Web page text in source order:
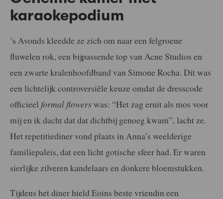
karaokepodium
’s Avonds kleedde ze zich om naar een felgroene
fluwelen rok, een bijpassende top van Acne Studios en
een zwarte kralenhoofdband van Simone Rocha. Dit was
een lichtelijk controversiële keuze omdat de dresscode
officieel formal flowerswas: “Het zag eruit als mos voor
mij en ik dacht dat dat dichtbij genoeg kwam”, lacht ze.
Het repetitiediner vond plaats in Anna’s weelderige
familiepaleis, dat een licht gotische sfeer had. Er waren
sierlijke zilveren kandelaars en donkere bloemstukken.
Tijdens het diner hield Eoins beste vriendin een